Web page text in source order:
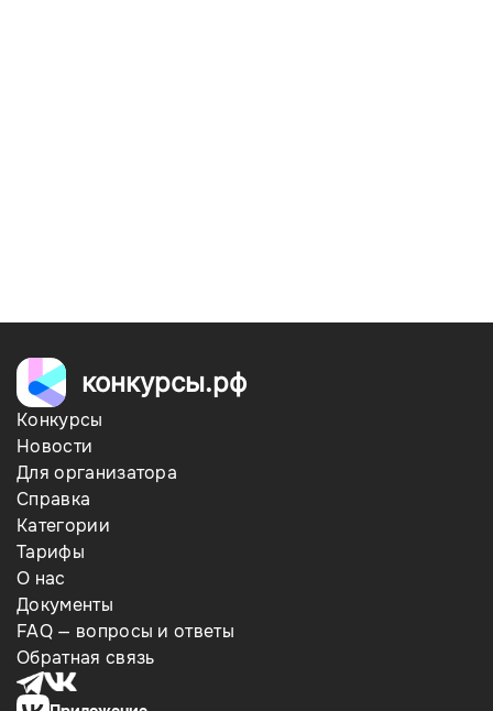
конкурсы.рф
Конкурсы
Новости
Для организатора
Справка
Категории
Тарифы
О нас
Документы
FAQ — вопросы и ответы
Обратная связь